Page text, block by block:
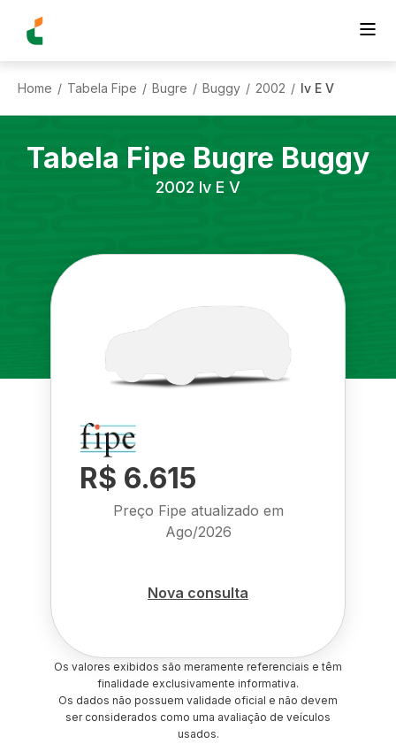
Home / Tabela Fipe / Bugre / Buggy / 2002 / Iv E V
Tabela Fipe Bugre Buggy
2002 Iv E V
R$ 6.615
Preço Fipe atualizado em
Ago/2026
Nova consulta
Os valores exibidos são meramente referenciais e têm
finalidade exclusivamente informativa.
Os dados não possuem validade oficial e não devem
ser considerados como uma avaliação de veículos
usados.